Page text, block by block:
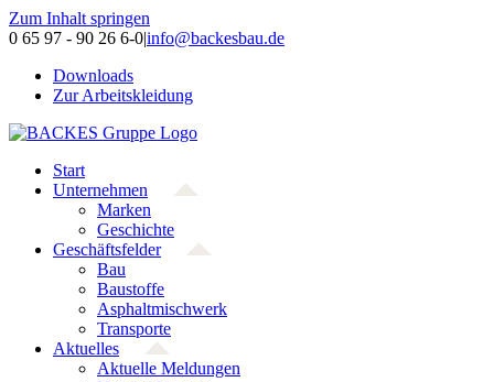
Zum Inhalt springen
0 65 97 - 90 26 6-0|info@backesbau.de
Downloads
Zur Arbeitskleidung
Start
Unternehmen
Marken
Geschichte
Geschäftsfelder
Bau
Baustoffe
Asphaltmischwerk
Transporte
Aktuelles
Aktuelle Meldungen